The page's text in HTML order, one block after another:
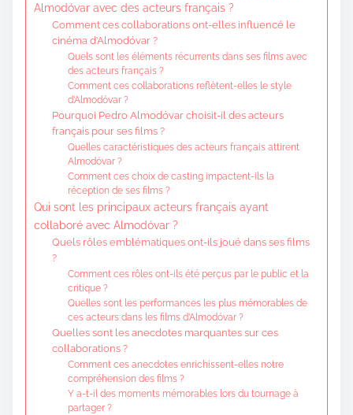
Almodóvar avec des acteurs français ?
Comment ces collaborations ont-elles influencé le
cinéma d’Almodóvar ?
Quels sont les éléments récurrents dans ses films avec
des acteurs français ?
Comment ces collaborations reflètent-elles le style
d’Almodóvar ?
Pourquoi Pedro Almodóvar choisit-il des acteurs
français pour ses films ?
Quelles caractéristiques des acteurs français attirent
Almodóvar ?
Comment ces choix de casting impactent-ils la
réception de ses films ?
Qui sont les principaux acteurs français ayant
collaboré avec Almodóvar ?
Quels rôles emblématiques ont-ils joué dans ses films
?
Comment ces rôles ont-ils été perçus par le public et la
critique ?
Quelles sont les performances les plus mémorables de
ces acteurs dans les films d’Almodóvar ?
Quelles sont les anecdotes marquantes sur ces
collaborations ?
Comment ces anecdotes enrichissent-elles notre
compréhension des films ?
Y a-t-il des moments mémorables lors du tournage à
partager ?